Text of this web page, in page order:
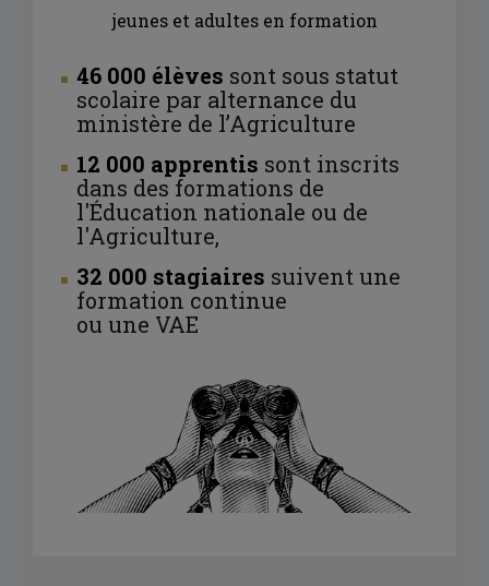
jeunes et adultes en formation
46 000 élèves sont sous statut
scolaire par alternance du
ministère de l’Agriculture
12 000 apprentis sont inscrits
dans des formations de
l'Éducation nationale ou de
l'Agriculture,
32 000 stagiaires suivent une
formation continue
ou une VAE